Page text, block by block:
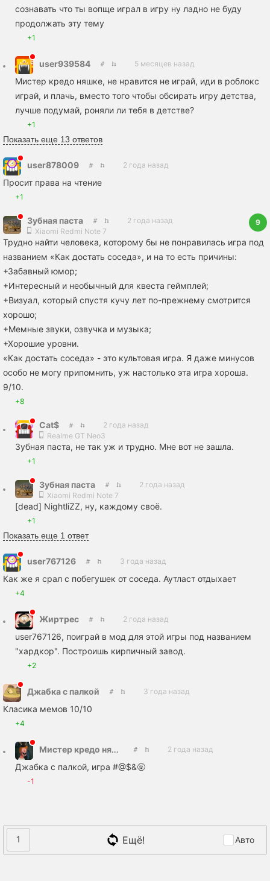
сознавать что ты вопще играл в игру ну ладно не буду
продолжать эту тему
+1
user939584 5 месяцев назад
Мистер кредо няшке, не нравится не играй, иди в роблокс
играй, и плачь, вместо того чтобы обсирать игру детства,
лучше подумай, роняли ли тебя в детстве?
+1
Показать еще 13 ответов
user878009 2 года назад
Просит права на чтение
+1
Зубная пaста
2 года назад
Xiaomi Redmi Note 7
9
Трудно найти человека, которому бы не понравилась игра под
названием «Как достать соседа», и на то есть причины:
+Забавный юмор;
+Интересный и необычный для квеста геймплей;
+Визуал, который спустя кучу лет по-прежнему смотрится
хорошо;
+Мемные звуки, озвучка и музыка;
+Хорошие уровни.
«Как достать соседа» - это культовая игра. Я даже минусов
особо не могу припомнить, уж настолько эта игра хороша.
9/10.
+8
Cat$
2 года назад
Realme GT Neo3
Зубная паста, не так уж и трудно. Мне вот не зашла.
+1
Зубная пaста
2 года назад
Xiaomi Redmi Note 7
[dead] NightliZZ, ну, каждому своё.
+1
Показать еще 1 ответ
user767126 3 года назад
Как же я cpaл с побегушек от соседа. Аутласт отдыхает
+4
Жиртрес 2 года назад
user767126, поиграй в мод для этой игры под названием
"хардкор". Построишь кирпичный завод.
+2
Джабка с палкой 3 года назад
Класика мемов 10/10
+4
Мистер кредо няшке 2 года назад
Джабка с палкой, игра #@$&🤬
-1
1 Ещё! Авто